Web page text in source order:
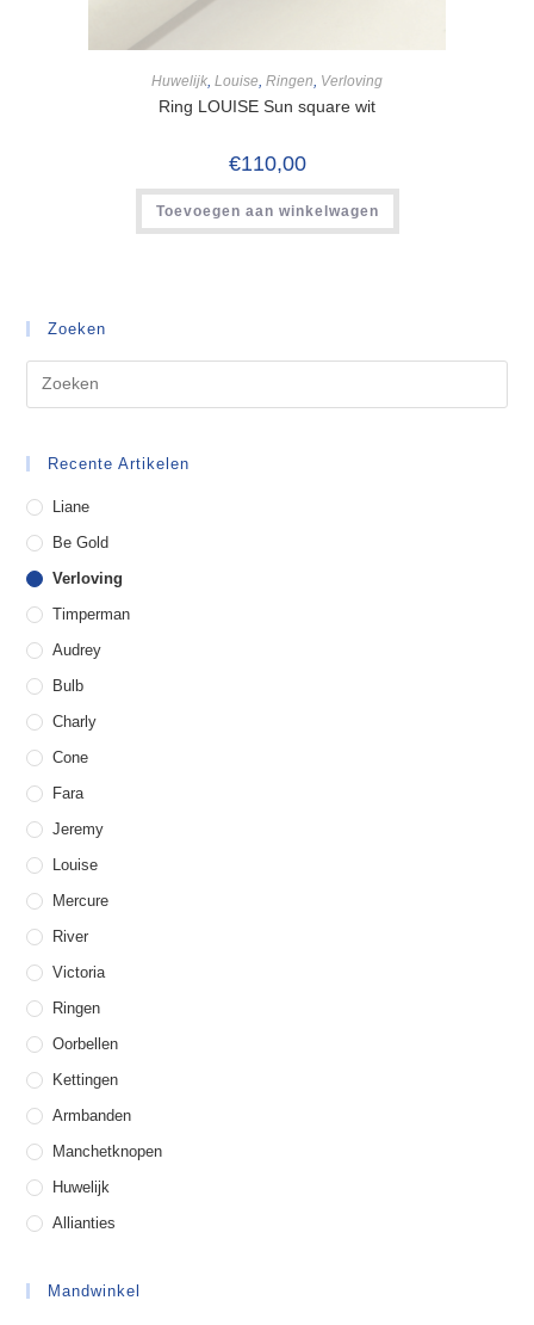
Huwelijk, Louise, Ringen, Verloving
Ring LOUISE Sun square wit
€110,00
Toevoegen aan winkelwagen
Zoeken
Recente Artikelen
Liane
Be Gold
Verloving
Timperman
Audrey
Bulb
Charly
Cone
Fara
Jeremy
Louise
Mercure
River
Victoria
Ringen
Oorbellen
Kettingen
Armbanden
Manchetknopen
Huwelijk
Allianties
Mandwinkel